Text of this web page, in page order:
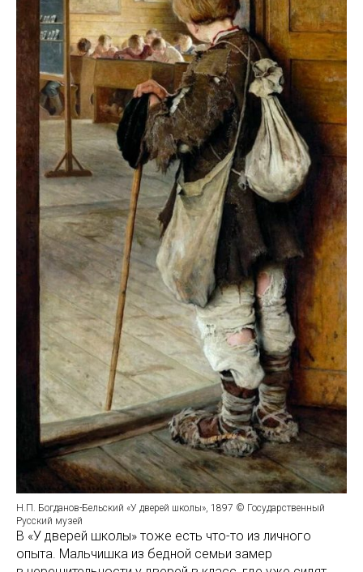
Н.П. Богданов-Бельский «У дверей школы», 1897 © Государственный
Русский музей
В «У дверей школы» тоже есть что-то из личного
опыта. Мальчишка из бедной семьи замер